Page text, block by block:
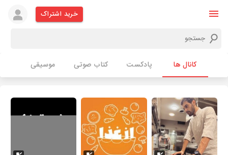
خرید اشتراک
کانال ها پادکست کتاب صوتی موسیقی